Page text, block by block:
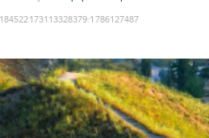
:1786127487